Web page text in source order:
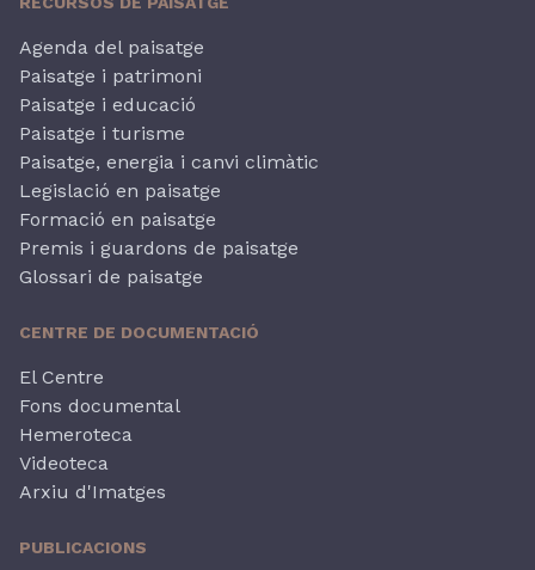
Agenda del paisatge
Paisatge i patrimoni
Paisatge i educació
Paisatge i turisme
Paisatge, energia i canvi climàtic
Legislació en paisatge
Formació en paisatge
Premis i guardons de paisatge
Glossari de paisatge
CENTRE DE DOCUMENTACIÓ
El Centre
Fons documental
Hemeroteca
Videoteca
Arxiu d'Imatges
PUBLICACIONS